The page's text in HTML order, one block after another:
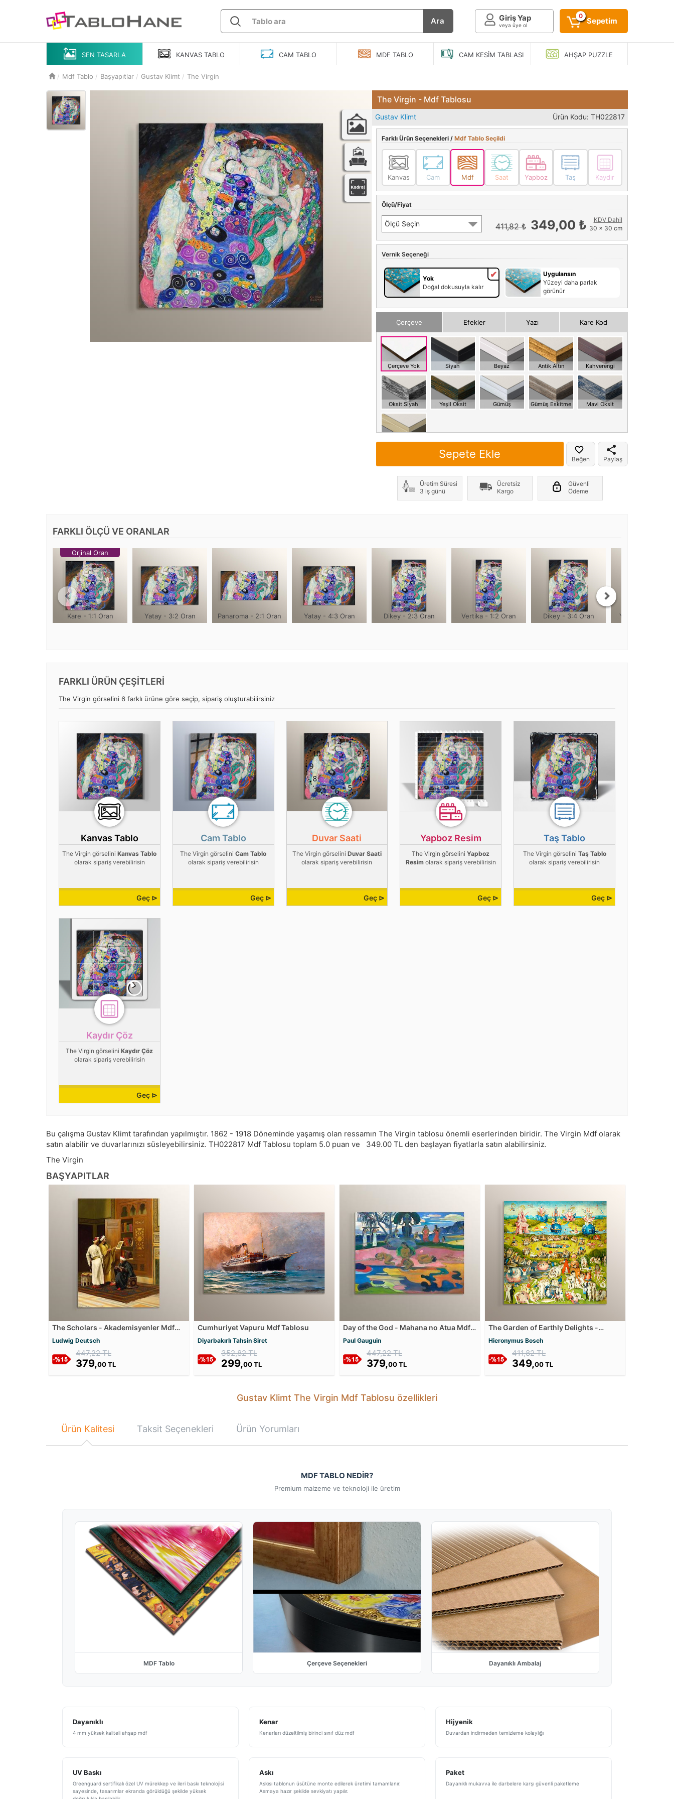
Ara Giriş Yap
veya üye ol
0
Sepetim
SEN TASARLA KANVAS TABLO CAM TABLO MDF TABLO CAM KESIM TABLASI AHŞAPPUZZLE
Mdf Tablo Başyapıtlar Gustav Klimt The Virgin
The Virgin - Mdf Tablosu
Gustav Klimt Ürün Kodu: TH022817
Farklı Ürün Seçenekleri / Mdf Tablo Seçildi
Kanvas Cam Mdf Saat Yapboz Taş Kaydır
Ölçü/Fiyat
Ölçü Seçin 411,82 ₺ 349,00 ₺
KDV Dahil
30 x 30 cm
Vernik Seçeneği
Yok
Doğal dokusuyla kalır
Uygulansın
Yüzeyi daha parlak
görünür
Çerçeve Efekler Yazı Kare Kod
Çerçeve Yok Siyah Beyaz Antik Altın Kahverengi
Oksit Siyah Yeşil Oksit Gümüş Gümüş Eskitme Mavi Oksit
Meşe
Not: Çerçeve genişliği her yönde +2cm, yüksekliği 1cm olmaktadır
Sepete Ekle Beğen Paylaş
Üretim Süresi
3 iş günü
Ücretsiz
Kargo
Güvenli
Ödeme
FARKLI ÖLÇÜ VE ORANLAR
Orjinal Oran
Kare - 1:1 Oran Yatay - 3:2 Oran Panaroma - 2:1 Oran Yatay - 4:3 Oran Dikey - 2:3 Oran Vertika - 1:2 Oran Dikey - 3:4 Oran Yuvarlak - 1:1
FARKLI ÜRÜN ÇEŞİTLERİ
The Virgin görselini 6 farklı ürüne göre seçip, sipariş oluşturabilirsiniz
Kanvas Tablo
The Virgin görseliniKanvas Tablo
olarak sipariş verebilirisin
Geç ⊳
Cam Tablo
The Virgin görseliniCam Tablo
olarak sipariş verebilirisin
Geç ⊳
Duvar Saati
The Virgin görselini Duvar Saati
olarak sipariş verebilirisin
Geç ⊳
Yapboz Resim
The Virgin görseliniYapboz
Resimolarak sipariş verebilirisin
Geç ⊳
Taş Tablo
The Virgin görselini Taş Tablo
olarak sipariş verebilirisin
Geç ⊳
Kaydır Çöz
The Virgin görseliniKaydır Çöz
olarak sipariş verebilirisin
Geç ⊳
Bu çalışma Gustav Klimt tarafından yapılmıştır. 1862 - 1918 Döneminde yaşamış olan ressamın The Virgin tablosu önemli eserlerinden biridir. The Virgin Mdf olarak
satın alabilir ve duvarlarınızı süsleyebilirsiniz. TH022817 Mdf Tablosu toplam 5.0 puan ve 349.00 TL den başlayan fiyatlarla satın alabilirsiniz.
The Virgin
BAŞYAPITLAR
The Scholars - Akademisyenler Mdf
Tablosu
Ludwig Deutsch
447,22 TL
379,00 TL
Cumhuriyet Vapuru Mdf Tablosu
Diyarbakırlı Tahsin Siret
352,82 TL
299,00 TL
Day of the God - Mahana no Atua Mdf
Paul Gauguin
447,22 TL
379,00 TL
The Garden of Earthly Delights -
Dünyevi Zevkler Bahçesi - Center Mdf
Tablosu
Hieronymus Bosch
411,82 TL
349,00 TL
Gustav Klimt The Virgin Mdf Tablosu özellikleri
Ürün Kalitesi Taksit Seçenekleri Ürün Yorumları
MDF TABLO NEDİR?
Premium malzeme ve teknoloji ile üretim
MDF Tablo Çerçeve Seçenekleri Dayanıklı Ambalaj
Dayanıklı
4 mm yüksek kaliteli ahşap mdf
Kenar
Kenarları düzeltilmiş birinci sınıf düz mdf
Hijyenik
Duvardan indirmeden temizleme kolaylığı
UV Baskı
Greenguard sertifikalı özel UV mürekkep ve ileri baskı teknolojisi
sayesinde, tasarımlar ekranda görüldüğü şekilde yüksek
Askı
Askısı tablonun üsütüne monte edilerek üretimi tamamlanır.
Asmaya hazır şekilde sevkiyatı yapılır.
Paket
Dayanıklı mukavva ile darbelere karşı güvenli paketleme